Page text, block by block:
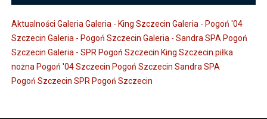
Aktualności GaleriaGaleria - King Szczecin Galeria - Pogoń '04
Szczecin Galeria - Pogoń Szczecin Galeria - Sandra SPA Pogoń
Szczecin Galeria - SPR Pogoń Szczecin King Szczecin piłka
nożna Pogoń '04 Szczecin Pogoń Szczecin Sandra SPA
Pogoń Szczecin SPR Pogoń Szczecin